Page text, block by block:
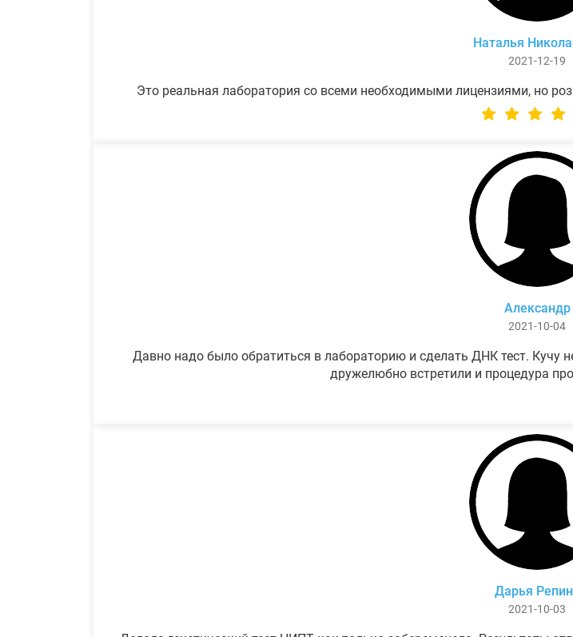
Наталья
2021-12-19
Это реальная лаборатория со всеми необходимыми лицензиями, но
Александр
2021-10-04
Давно надо было обратиться в лабораторию и сделать ДНК тест. Кучу
дружелюбно встретили и процедура
Дарья
2021-10-03